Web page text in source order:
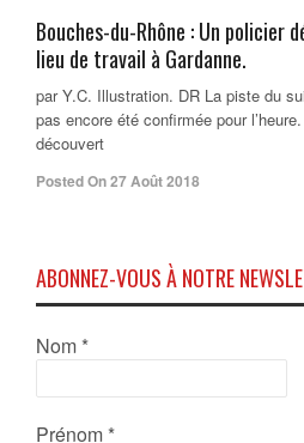
Bouches-du-Rhône : Un policier
lieu de travail à Gardanne.
par Y.C. Illustration. DR La piste du
pas encore été confirmée pour
découvert
Posted On 27 Août 2018
ABONNEZ-VOUS À NOTRE
Nom *
Prénom *